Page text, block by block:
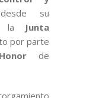
su
la Junta
por parte
de